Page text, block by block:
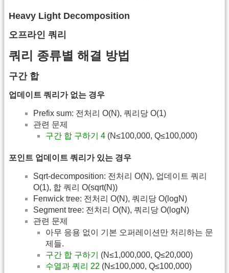
Heavy Light Decomposition
오프라인 쿼리
쿼리 종류별 해결 방법
구간 합
업데이트 쿼리가 없는 경우
Prefix sum: 전처리 O(N), 쿼리당 O(1)
관련 문제
구간 합 구하기 4 (N≤100,000, Q≤100,000)
포인트 업데이트 쿼리가 있는 경우
Sqrt-decomposition: 전처리 O(N), 업데이트 쿼리
O(1), 합 쿼리 O(sqrt(N))
Fenwick tree: 전처리 O(N), 쿼리당 O(logN)
Segment tree: 전처리 O(N), 쿼리당 O(logN)
관련 문제
아무 응용 없이 기본 오퍼레이션만 처리하는 문
제들.
구간 합 구하기
(N≤1,000,000, Q≤20,000)
수열과 쿼리 22 (N≤100,000, Q≤100,000)